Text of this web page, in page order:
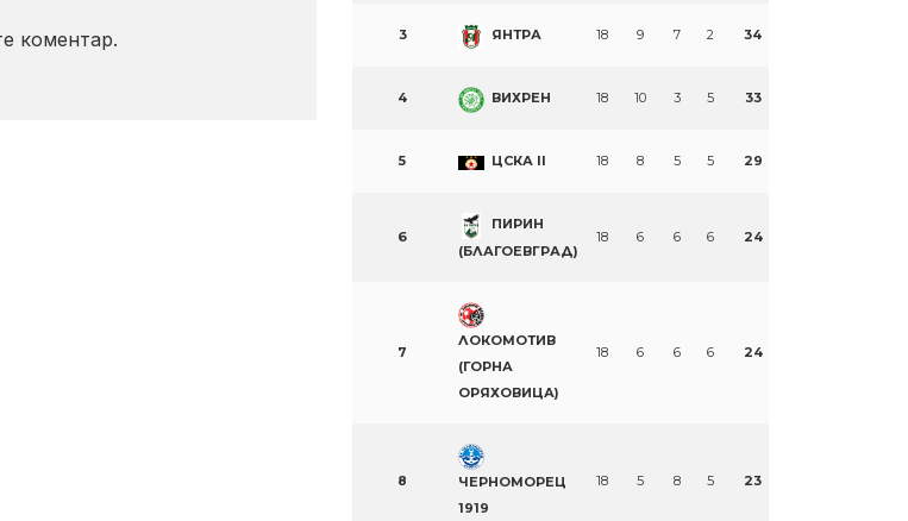
коментар. 3 ЯНТРА 18 9 7 2 34
4 ВИХРЕН 18 10 3 5 33
5 ЦСКА II 18 8 5 5 29
6
ПИРИН
(БЛАГОЕВГРАД)
18 6 6 6 24
7
ЛОКОМОТИВ
(ГОРНА
ОРЯХОВИЦА)
18 6 6 6 24
8
ЧЕРНОМОРЕЦ
1919
18 5 8 5 23